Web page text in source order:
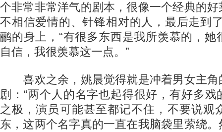
个非常非常洋气的剧本，很像一个经典的
不相信爱情的、针锋相对的人，最后走到
鹂的身上，“有很多东西是我所羡慕的，她
自信，我很羡慕这一点。”
喜欢之余，姚晨觉得就是冲着男女主角
剧：“两个人的名字也起得很好，有好多
之极，演员可能甚至都记不住，不要说观
东，这两个名字真的一直在我脑袋里萦绕